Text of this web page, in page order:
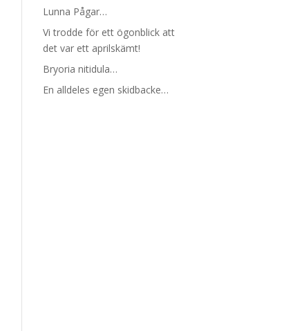
Lunna Pågar…
Vi trodde för ett ögonblick att
det var ett aprilskämt!
Bryoria nitidula…
En alldeles egen skidbacke…